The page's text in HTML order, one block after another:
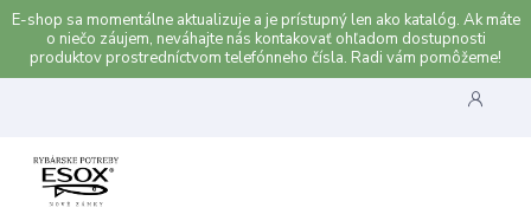
E-shop sa momentálne aktualizuje a je prístupný len ako katalóg. Ak máte
o niečo záujem, neváhajte nás kontakovať ohľadom dostupnosti
produktov prostredníctvom telefónneho čísla. Radi vám pomôžeme!